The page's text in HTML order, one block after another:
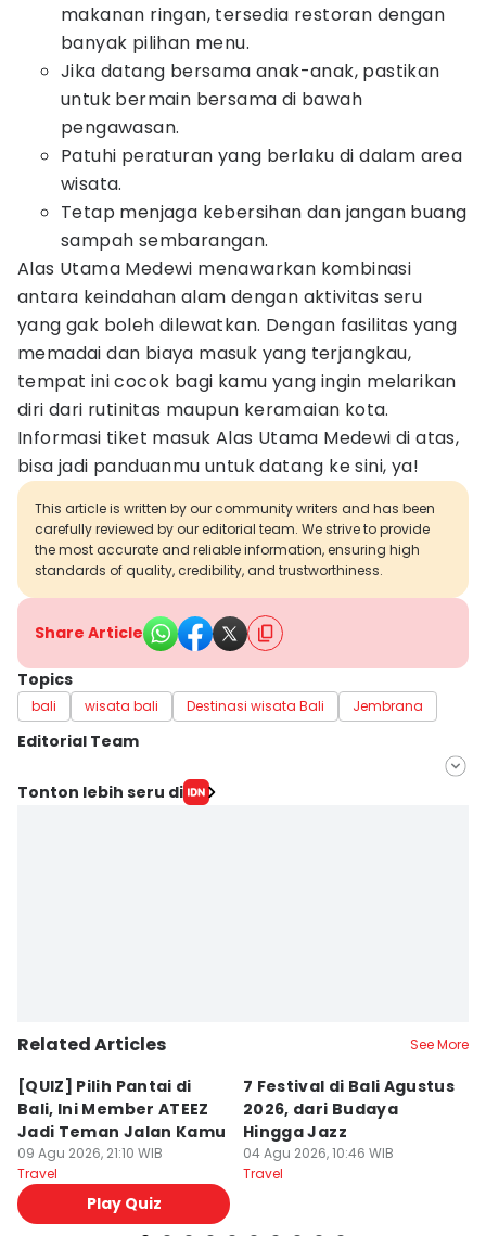
makanan ringan, tersedia restoran dengan
banyak pilihan menu.
Jika datang bersama anak-anak, pastikan
untuk bermain bersama di bawah
pengawasan.
Patuhi peraturan yang berlaku di dalam area
wisata.
Tetap menjaga kebersihan dan jangan buang
sampah sembarangan.
Alas Utama Medewi menawarkan kombinasi
antara keindahan alam dengan aktivitas seru
yang gak boleh dilewatkan. Dengan fasilitas yang
memadai dan biaya masuk yang terjangkau,
tempat ini cocok bagi kamu yang ingin melarikan
diri dari rutinitas maupun keramaian kota.
Informasi tiket masuk Alas Utama Medewi di atas,
bisa jadi panduanmu untuk datang ke sini, ya!
This article is written by our community writers and has been
carefully reviewed by our editorial team. We strive to provide
the most accurate and reliable information, ensuring high
standards of quality, credibility, and trustworthiness.
Share Article
Topics
bali wisata bali Destinasi wisata Bali Jembrana
Editorial Team
Editor
Tonton lebih seru di
Related Articles See More
[QUIZ] Pilih Pantai di
Bali, Ini Member ATEEZ
Jadi Teman Jalan Kamu
09 Agu 2026, 21:10 WIB
Travel
Play Quiz
7 Festival di Bali Agustus
2026, dari Budaya
Hingga Jazz
04 Agu 2026, 10:46 WIB
Travel